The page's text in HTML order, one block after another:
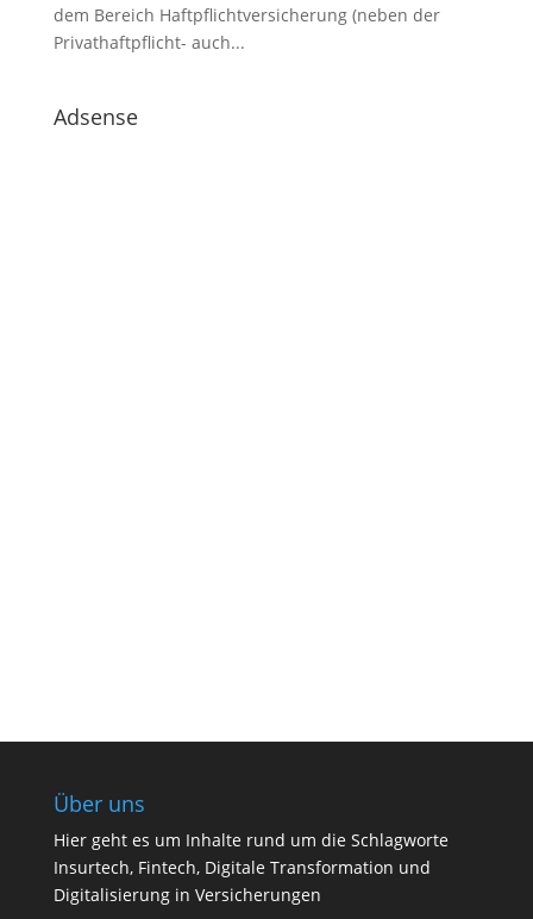
dem Bereich Haftpflichtversicherung (neben der
Privathaftpflicht- auch...
Adsense
Über uns
Hier geht es um Inhalte rund um die Schlagworte
Insurtech, Fintech, Digitale Transformation und
Digitalisierung in Versicherungen